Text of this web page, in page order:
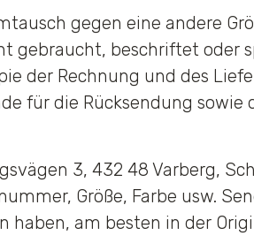
gegen eine andere
gebraucht, beschriftet oder
der Rechnung und des
für die Rücksendung sowie
3, 432 48 Varberg,
Größe, Farbe usw.
haben, am besten in der